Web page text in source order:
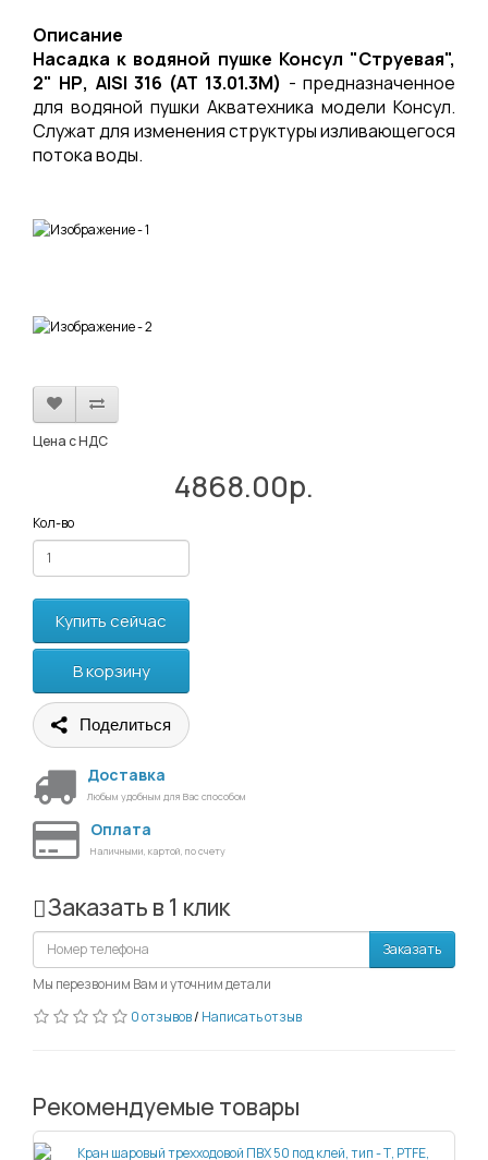
Описание
Насадка к водяной пушке Консул "Струевая",
2" НР, AISI 316 (АТ 13.01.3M) - предназначенное
для водяной пушки Акватехника модели Консул.
Служат для изменения структуры изливающегося
потока воды.
Цена с НДС
4868.00р.
Кол-во
Купить сейчас
В корзину
Поделиться
Доставка
Любым удобным для Вас способом
Оплата
Наличными, картой, по счету
Заказать в 1 клик
Заказать
Мы перезвоним Вам и уточним детали
0 отзывов/ Написать отзыв
Рекомендуемые товары